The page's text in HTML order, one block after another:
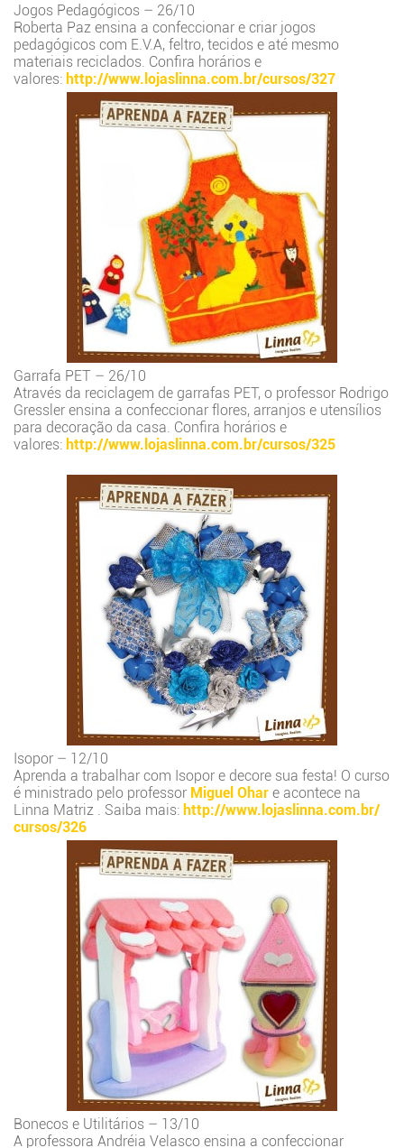
Jogos Pedagógicos – 26/10
Roberta Paz ensina a confeccionar e criar jogos
pedagógicos com E.V.A, feltro, tecidos e até mesmo
materiais reciclados. Confira horários e
valores: http://www.lojaslinna.com.br/cursos/327
Garrafa PET – 26/10
Através da reciclagem de garrafas PET, o professor Rodrigo
Gressler ensina a confeccionar flores, arranjos e utensílios
para decoração da casa. Confira horários e
valores: http://www.lojaslinna.com.br/cursos/325
Isopor – 12/10
Aprenda a trabalhar com Isopor e decore sua festa! O curso
é ministrado pelo professor Miguel Ohar e acontece na
Linna Matriz . Saiba mais: http://www.lojaslinna.com.br/
cursos/326
Bonecos e Utilitários – 13/10
A professora Andréia Velasco ensina a confeccionar